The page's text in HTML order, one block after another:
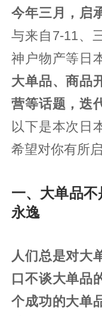
今年三月，启
与来自7-11、
神户物产等日
大单品、商品
营等话题，迭
以下是本次日
希望对你有所启
一、大单品
永逸
人们总是对大
口不谈大单品
个成功的大单